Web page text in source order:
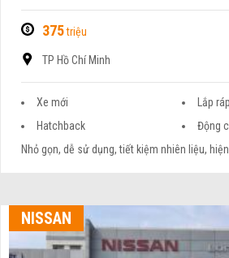
375triệu
TP Hồ Chí Minh
Xe mới
Lắp
Hatchback
Động
Nhỏ gọn, dễ sử dụng, tiết kiệm nhiên liệu,
NISSAN